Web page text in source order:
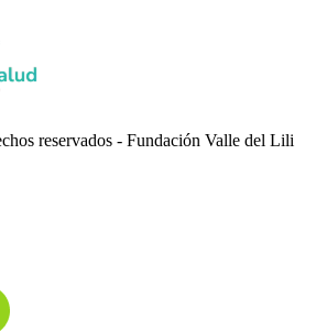
reservados - Fundación Valle del Lili